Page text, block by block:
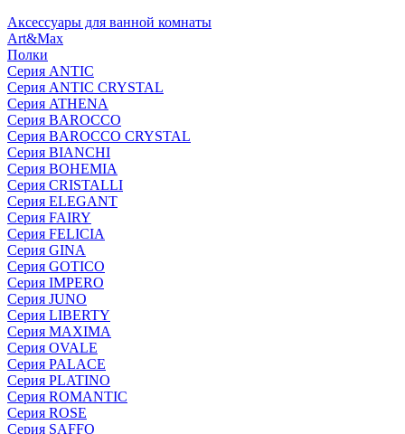
Аксессуары для ванной комнаты
Art&Max
Полки
Серия ANTIC
Серия ANTIC CRYSTAL
Серия ATHENA
Серия BAROCCO
Серия BAROCCO CRYSTAL
Серия BIANCHI
Серия BOHEMIA
Серия CRISTALLI
Серия ELEGANT
Серия FAIRY
Серия FELICIA
Серия GINA
Серия GOTICO
Серия IMPERO
Серия JUNO
Серия LIBERTY
Серия MAXIMA
Серия OVALE
Серия PALACE
Серия PLATINO
Серия ROMANTIC
Серия ROSE
Серия SAFFO